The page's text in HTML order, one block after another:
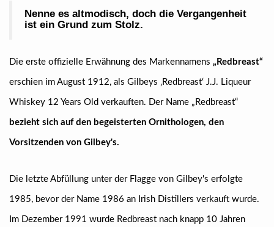
Nenne es altmodisch, doch die Vergangenheit
ist ein Grund zum Stolz.
Die erste offizielle Erwähnung des Markennamens „Redbreast“
erschien im August 1912, als Gilbeys ‚Redbreast‘ J.J. Liqueur
Whiskey 12 Years Old verkauften. Der Name „Redbreast“
bezieht sich auf den begeisterten Ornithologen, den
Vorsitzenden von Gilbey's.
Die letzte Abfüllung unter der Flagge von Gilbey's erfolgte
1985, bevor der Name 1986 an Irish Distillers verkauft wurde.
Im Dezember 1991 wurde Redbreast nach knapp 10 Jahren